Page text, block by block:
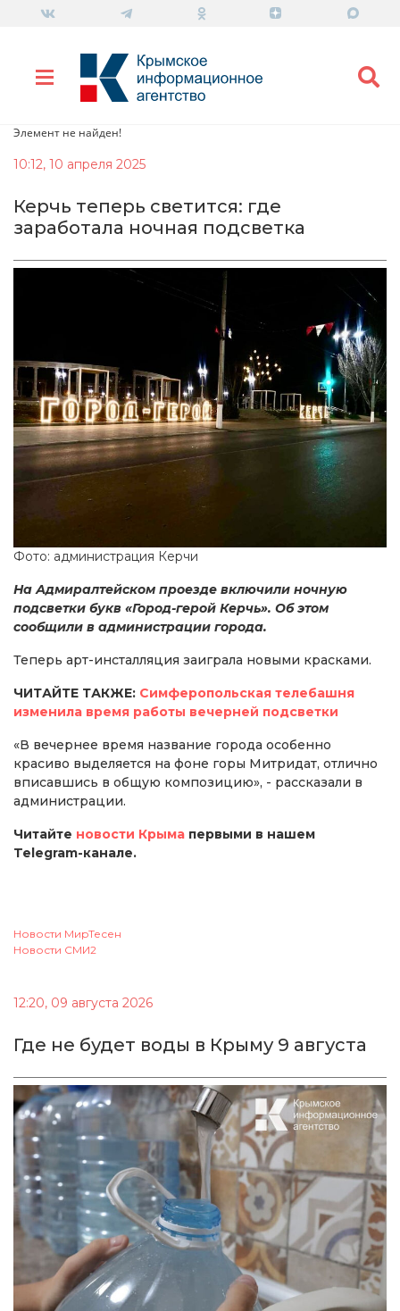
Элемент не найден!
10:12, 10 апреля 2025
Керчь теперь светится: где
заработала ночная подсветка
Фото: администрация Керчи
На Адмиралтейском проезде включили ночную
подсветки букв «Город-герой Керчь». Об этом
сообщили в администрации города.
Теперь арт-инсталляция заиграла новыми красками.
ЧИТАЙТЕ ТАКЖЕ: Симферопольская телебашня
изменила время работы вечерней подсветки
«В вечернее время название города особенно
красиво выделяется на фоне горы Митридат, отлично
вписавшись в общую композицию», - рассказали в
администрации.
Читайте новости Крыма первыми в нашем
Telegram-канале.
Новости МирТесен
Новости СМИ2
12:20, 09 августа 2026
Где не будет воды в Крыму 9 августа